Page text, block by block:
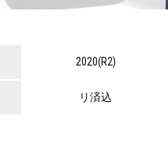
2020(R2)
リ済込